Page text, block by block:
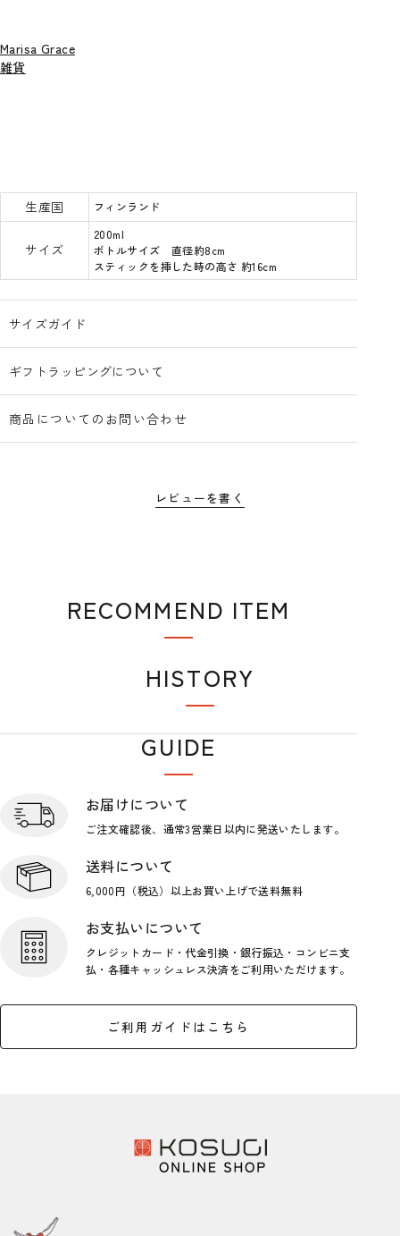
Marisa Grace
雑貨
生産国 フィンランド
サイズ
200ml
ボトルサイズ 直径約8cm
スティックを挿した時の高さ 約16cm
サイズガイド
ギフトラッピングについて
商品についてのお問い合わせ
レビューを書く
RECOMMEND ITEM
HISTORY
GUIDE
お届けについて
ご注文確認後、通常3営業日以内に発送いたします。
送料について
6,000円（税込）以上お買い上げで送料無料
お支払いについて
クレジットカード・代金引換・銀行振込・コンビニ支
払・各種キャッシュレス決済をご利用いただけます。
ご利用ガイドはこちら